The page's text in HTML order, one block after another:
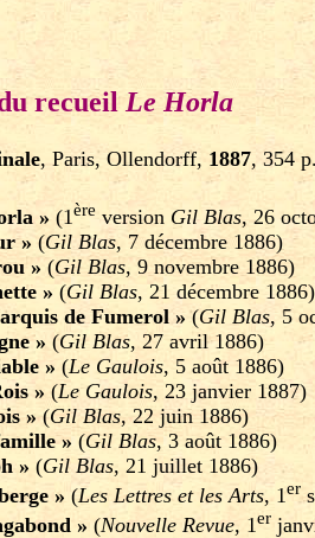
recueil Le Horla
, Paris, Ollendorff, 1887, 354 p.
» (1èreversion Gil Blas, 26
» (Gil Blas, 7 décembre 1886)
» (Gil Blas, 9 novembre 1886)
» (Gil Blas, 21 décembre 1886)
de Fumerol »(Gil Blas, 5
» (Gil Blas, 27 avril 1886)
» (Le Gaulois, 5 août 1886)
» (Le Gaulois, 23 janvier 1887)
»(Gil Blas, 22 juin 1886)
» (Gil Blas, 3 août 1886)
» (Gil Blas, 21 juillet 1886)
» (Les Lettres et les Arts, 1er
» (Nouvelle Revue, 1er